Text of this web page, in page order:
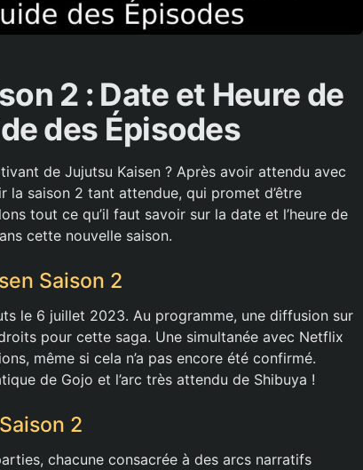
2 : Date et Heure de
des Épisodes
de Jujutsu Kaisen ? Après avoir attendu avec
la saison 2 tant attendue, qui promet d’être
tout ce qu’il faut savoir sur la date et l’heure de
cette nouvelle saison.
Saison 2
le 6 juillet 2023. Au programme, une diffusion sur
pour cette saga. Une simultanée avec Netflix
même si cela n’a pas encore été confirmé.
de Gojo et l’arc très attendu de Shibuya !
2
chacune consacrée à des arcs narratifs